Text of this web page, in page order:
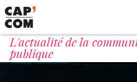
Aller
au
contenu
principal
L'actualité
de
L'actualité de la
publique